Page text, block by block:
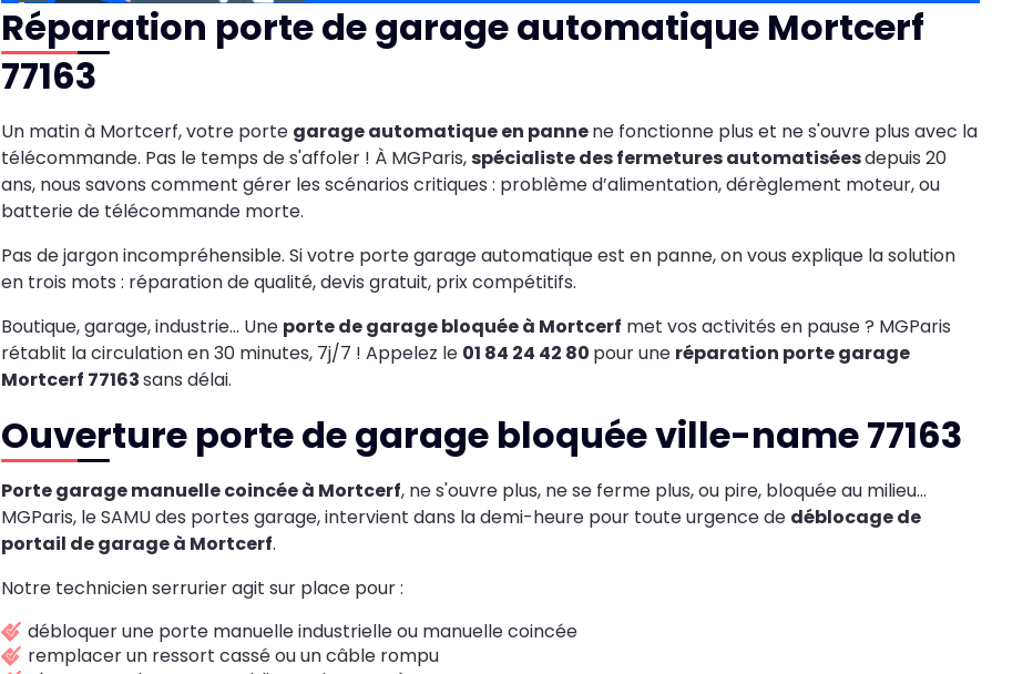
Réparation porte de garage automatique Mortcerf
77163
Un matin à Mortcerf, votre porte garage automatique en pannene fonctionne plus et ne s'ouvre plus avec la
télécommande. Pas le temps de s'affoler ! À MGParis,spécialiste des fermetures automatiséesdepuis 20
ans, nous savons comment gérer les scénarios critiques : problème d’alimentation, dérèglement moteur, ou
batterie de télécommande morte.
Pas de jargon incompréhensible. Si votre porte garage automatique est en panne, on vous explique la solution
en trois mots : réparation de qualité, devis gratuit, prix compétitifs.
Boutique, garage, industrie… Une porte de garage bloquée à Mortcerf met vos activités en pause ? MGParis
rétablit la circulation en 30 minutes, 7j/7 ! Appelez le 01 84 24 42 80 pour une réparation porte garage
Mortcerf 77163sans délai.
Ouverture porte de garage bloquée ville-name 77163
Porte garage manuelle coincée à Mortcerf, ne s'ouvre plus, ne se ferme plus, ou pire, bloquée au milieu...
MGParis, le SAMU des portes garage, intervient dans la demi-heure pour toute urgence de déblocage de
portail de garage à Mortcerf.
Notre technicien serrurier agit sur place pour :
débloquer une porte manuelle industrielle ou manuelle coincée
remplacer un ressort cassé ou un câble rompu